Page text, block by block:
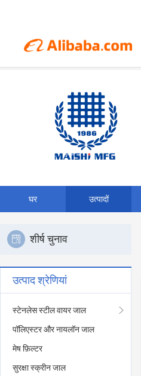
घर उत्पादों
शीर्ष चुनाव
उत्पाद श्रेणियां
स्टेनलेस स्टील वायर जाल
पॉलिएस्टर और नायलॉन जाल
मेष फ़िल्टर
सुरक्षा स्क्रीन जाल